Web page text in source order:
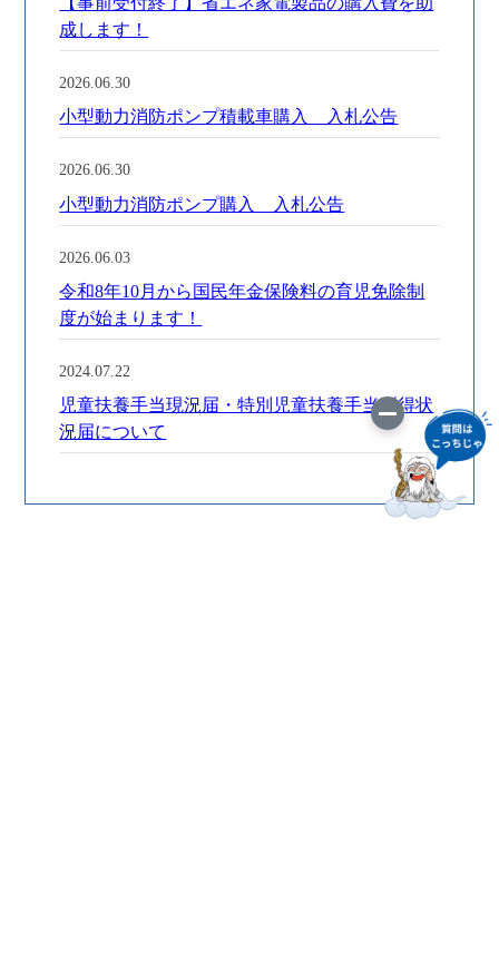
成します！
2026.06.30
小型動力消防ポンプ積載車購入 入札公告
2026.06.30
小型動力消防ポンプ購入 入札公告
2026.06.03
令和8年10月から国民年金保険料の育児免除制
度が始まります！
2024.07.22
児童扶養手当現況届・特別児童扶養手当所得状
況届について